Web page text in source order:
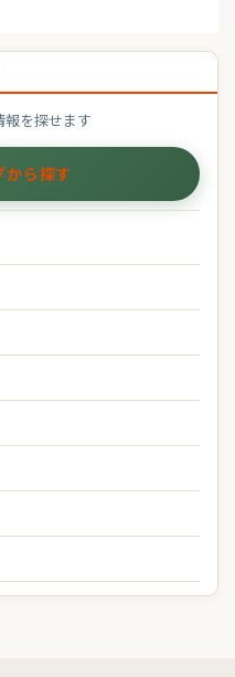
を探せます
から探す